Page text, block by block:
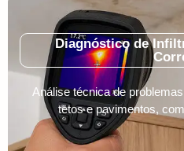
Diagnóstico de
Análise técnica de
tetos e pavimentos,